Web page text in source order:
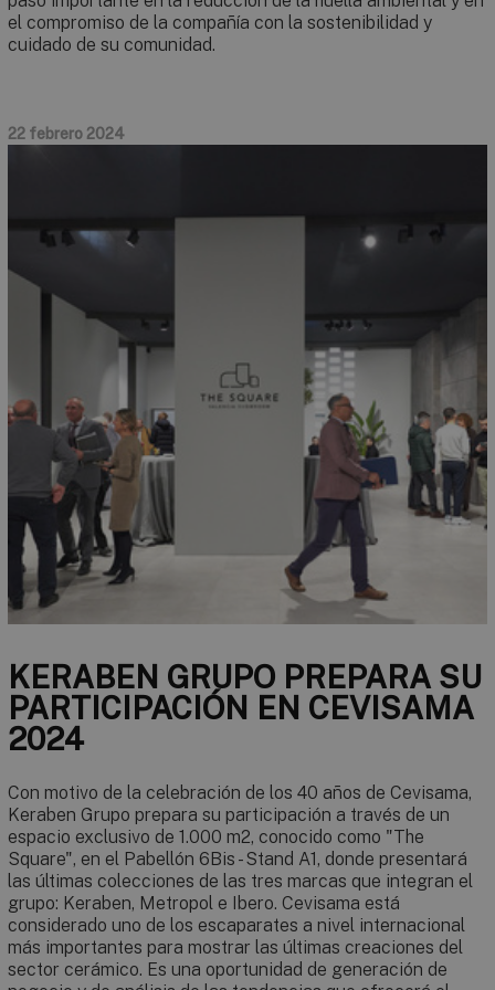
el compromiso de la compañía con la sostenibilidad y
cuidado de su comunidad.
22 febrero 2024
KERABEN GRUPO PREPARA SU
PARTICIPACIÓN EN CEVISAMA
2024
Con motivo de la celebración de los 40 años de Cevisama,
Keraben Grupo prepara su participación a través de un
espacio exclusivo de 1.000 m2, conocido como "The
Square", en el Pabellón 6Bis - Stand A1, donde presentará
las últimas colecciones de las tres marcas que integran el
grupo: Keraben, Metropol e Ibero. Cevisama está
considerado uno de los escaparates a nivel internacional
más importantes para mostrar las últimas creaciones del
sector cerámico. Es una oportunidad de generación de